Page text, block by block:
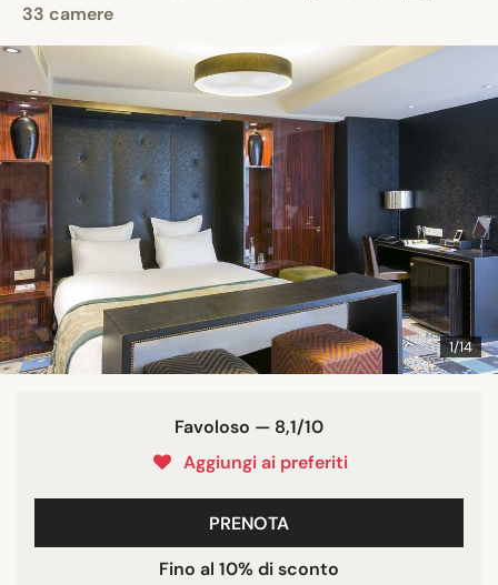
33 camere
1/14
Favoloso — 8,1/10
Aggiungi ai preferiti
PRENOTA
Fino al 10% di sconto